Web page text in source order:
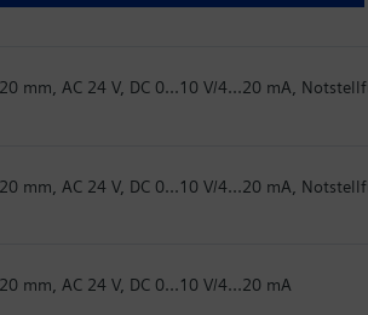
mm, AC 24 V, DC 0...10 V/4...20 mA,
mm, AC 24 V, DC 0...10 V/4...20 mA,
mm, AC 24 V, DC 0...10 V/4...20 mA